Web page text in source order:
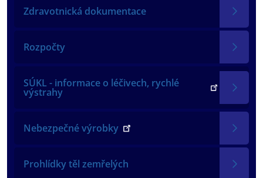
Zdravotnická dokumentace
Rozpočty
SÚKL - informace o léčivech, rychlé
výstrahy
Nebezpečné výrobky
Prohlídky těl zemřelých